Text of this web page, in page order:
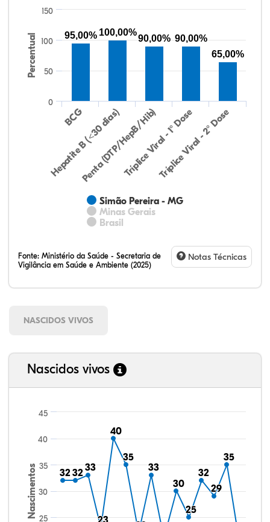
Percentual
Simão Pereira - MG
Minas Gerais
Brasil
BCG
Hepatite B (<30 dias)
Penta (DTP/HepB/Hib)Tríplice Viral - 1° Dose
Tríplice Viral - 2° Dose
0
50
100
150
95,00% 100,00%
90,00% 90,00%
65,00%
Fonte: Ministério da Saúde - Secretaria de
Vigilância em Saúde e Ambiente (2025)
Notas Técnicas
NASCIDOS VIVOS
Nascidos vivos
Nascimentos 32
3232
3233
33
40
40
35
35
33
33
30
30
25
25
32
32
29
29
35
35
25
30
35
40
45